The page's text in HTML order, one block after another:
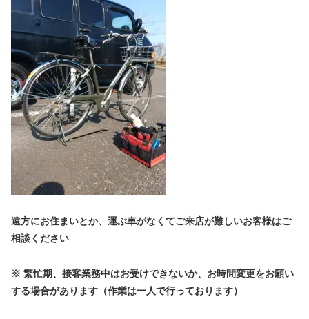
遠方にお住まいとか、運ぶ車がなくてご来店が難しいお客様はご
相談ください
※ 繁忙期、接客業務中はお受けできないか、お時間変更をお願い
する場合があります（作業は一人で行っております）